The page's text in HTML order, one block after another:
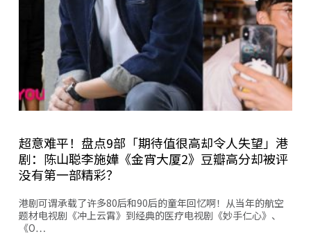
超意难平！盘点9部「期待值很高却令人失望」港
剧：陈山聪李施嬅《金宵大厦2》豆瓣高分却被评
没有第一部精彩？
港剧可谓承载了许多80后和90后的童年回忆啊！从当年的航空
题材电视剧《冲上云霄》到经典的医疗电视剧《妙手仁心》、
《O…